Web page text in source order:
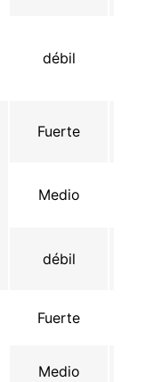
débil
Fuerte
Medio
débil
Fuerte
Medio